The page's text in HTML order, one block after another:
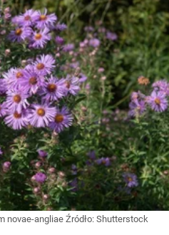
novae-angliae Źródło: Shutterstock